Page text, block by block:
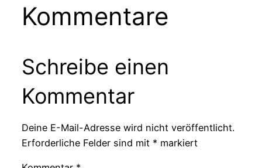
Kommentare
Schreibe einen
Kommentar
Deine E-Mail-Adresse wird nicht veröffentlicht.
Erforderliche Felder sind mit * markiert